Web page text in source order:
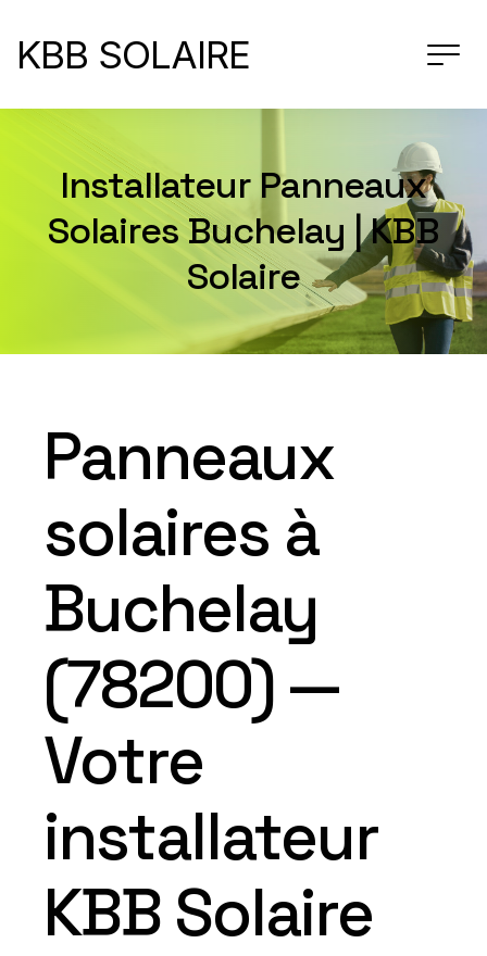
KBB SOLAIRE
Installateur Panneaux
Solaires Buchelay | KBB
Solaire
Panneaux
solaires à
Buchelay
(78200) —
Votre
installateur
KBB Solaire